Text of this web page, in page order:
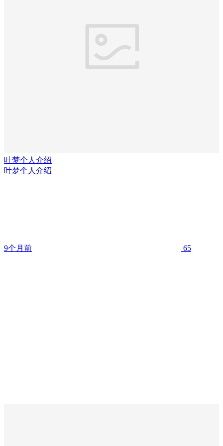
叶梦个人介绍
叶梦个人介绍
9个月前 65